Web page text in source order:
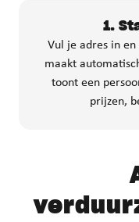
1.
Vul je adres in
maakt
toont een
prijzen,